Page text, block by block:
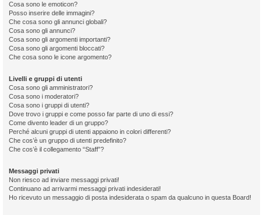
Cosa sono le emoticon?
Posso inserire delle immagini?
Che cosa sono gli annunci globali?
Cosa sono gli annunci?
Cosa sono gli argomenti importanti?
Cosa sono gli argomenti bloccati?
Che cosa sono le icone argomento?
Livelli e gruppi di utenti
Cosa sono gli amministratori?
Cosa sono i moderatori?
Cosa sono i gruppi di utenti?
Dove trovo i gruppi e come posso far parte di uno di essi?
Come divento leader di un gruppo?
Perché alcuni gruppi di utenti appaiono in colori differenti?
Che cos’è un gruppo di utenti predefinito?
Che cos’è il collegamento “Staff”?
Messaggi privati
Non riesco ad inviare messaggi privati!
Continuano ad arrivarmi messaggi privati indesiderati!
Ho ricevuto un messaggio di posta indesiderata o spam da qualcuno in questa Board!